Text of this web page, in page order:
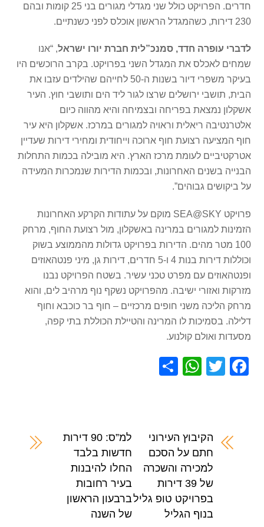
חדרים. הפרויקט כולל שני מגדלי מגורים בני 25 קומות ובהם
230 דירות, כשהמגדל הראשון אוכלס לפני כשנתיים.
לדברי עופרה חדד, סמנכ”לית חברת יורו ישראל, “אנו
שמחים לאכלס את המגדל השני בפרויקט. בקרב הרוכשים היו
בעיקר משפרי דיור בשנות ה-50 לחייהם שהילדים עזבו את
הבית, תושבי ירושלים שרצו לגור ליד הים ותושבי חוץ. העיר
אשקלון נמצאת בפריחה ובצמיחה והיא מהווה כיום
אלטרנטיבה ריאלית וראויה למגורים במרכז. אשקלון היא עיר
חוף המציעה רצועת חוף ארוכה וייחודית ומחירי דירות שעדיין
אטרקטיביים לעומת מרכז הארץ. היא מובילה בכמות התחלות
הבנייה בשנים האחרונות, ובכמות הדירות שנמכרות המעידה
על ביקושים גבוהים”.
פרויקט SEA@SKY מוקם על עתודות הקרקע האחרונות
הזמינות למגורים במרינה באשקלון, מול רצועת החוף, מרחק
100 מטר מהים. הדירות בפרויקט גדולות מהממוצע בשוק
וכוללות דירות בנות 4 ו-5 חדרים, דירות גן, מיני פנטהאוזים
ופנטהאוזים עם מפרט טכני עשיר. בשטח הפרויקט נבנו
מזרקות ואזורי ישיבה. מהפרויקט נשקף נוף מרהיב לים, והוא
מרחק הליכה משני חופים מרכזיים – חוף בר כוכבא וחוף
דלילה. בסמיכות לו המרינה והטיילת הכוללת בתי קפה,
מסעדות ואולם קולנוע.
F
b
T
W
A
p
p
הקיבוץ העירוני
חתם על הסכם
למכירה והשכרה
של 39 דירות
בפרויקט טופ גליל
בנוף הגליל
למ”ס: 90 דירות
חדשות בלבד
החלו להיבנות
בעיר רחובות
ברבעון הראשון
של השנה